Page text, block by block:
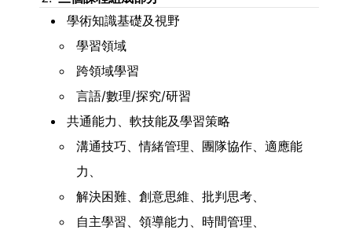
學術知識基礎及視野
學習領域
跨領域學習
言語/數理/探究/研習
共通能力、軟技能及學習策略
溝通技巧、情緒管理、團隊協作、適應能
力、
解決困難、創意思維、批判思考、
自主學習、領導能力、時間管理、